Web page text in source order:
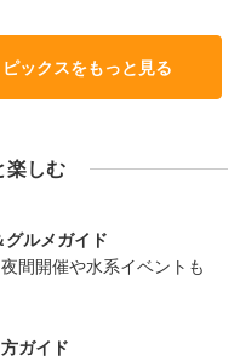
ックスをもっと見る
楽しむ
ルメガイド
間開催や水系イベントも
ガイド